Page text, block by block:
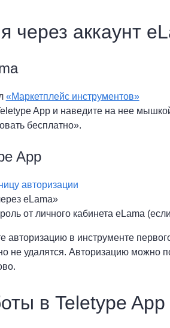
через аккаунт
«Маркетплейс инструментов»
App и наведите на нее
бесплатно».
App
авторизации
eLama»
от личного кабинета eLama
авторизацию в инструменте
не удалятся. Авторизацию можно
в Teletype App